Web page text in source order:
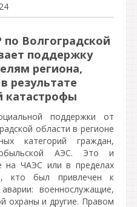
24
Волгоградской
поддержку
региона,
результате
катастрофы
поддержки от
области в регионе
категорий граждан,
АЭС. Это и
на ЧАЭС или в пределах
кто был привлечен к
военнослужащие,
охраны и другие. Правом